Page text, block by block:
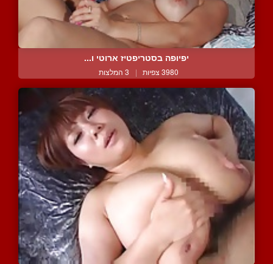
יפיופה בסטריפטיז ארוטי ו...
3980 צפיות | 3 המלצות